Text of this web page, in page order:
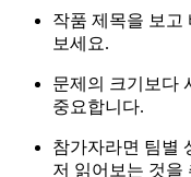
작품 제목을 보고
보세요.
문제의 크기보다
중요합니다.
참가자라면 팀별
저 읽어보는 것을